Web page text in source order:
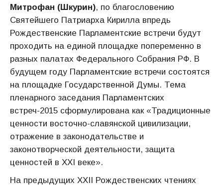
Митрофан (Шкурин), по благословению
Святейшего Патриарха Кирилла впредь
Рождественские Парламентские встречи будут
проходить на единой площадке попеременно в
разных палатах Федерального Собрания РФ. В
будущем году Парламентские встречи состоятся
на площадке Государственной Думы. Тема
пленарного заседания Парламентских
встреч-2015 сформулирована как «Традиционные
ценности восточно-славянской цивилизации,
отражение в законодательстве и
законотворческой деятельности, защита
ценностей в XXI веке».
На предыдущих XXII Рождественских чтениях